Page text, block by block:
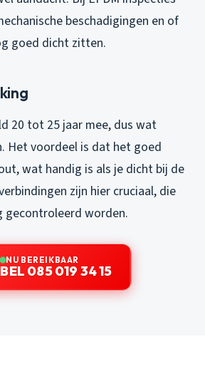
beschadigingen en of
goed dicht zitten.
20 tot 25 jaar mee, dus wat
Het voordeel is dat het goed
wat handig is als je dicht bij de
zijn hier cruciaal, die
gecontroleerd worden.
NU BEREIKBAAR
BEL 085 019 34 15